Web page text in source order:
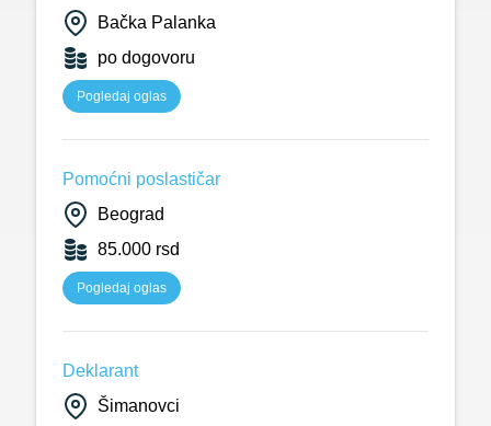
Bačka Palanka
po dogovoru
Pogledaj oglas
Pomoćni poslastičar
Beograd
85.000 rsd
Pogledaj oglas
Deklarant
Šimanovci